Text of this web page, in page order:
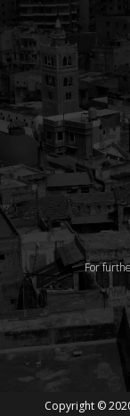
For
Copyright ©